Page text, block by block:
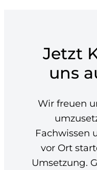
Jetzt
uns
Wir freuen
Fachwissen
vor Ort
Umsetzung.